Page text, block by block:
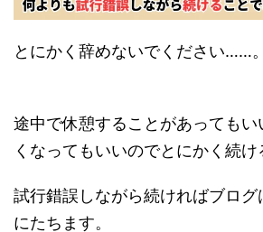
とにかく辞めないでください……。
途中で休憩することがあってもい
くなってもいいのでとにかく続け
試行錯誤しながら続ければブロ
にたちます。